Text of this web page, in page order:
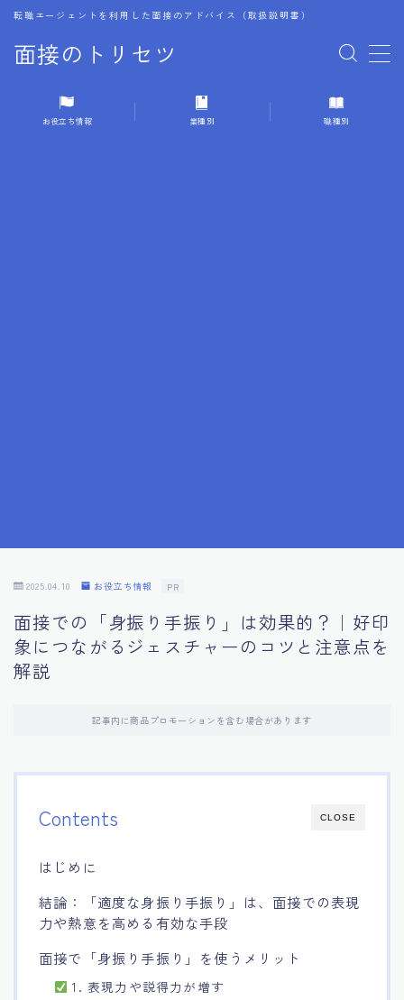
面接のトリセツ
転職エージェントを利用した面接のアドバイス（取扱説明書）
MENU
1.成功する面接戦略
10.フィードバックを活用する方法
11.オンライン面接の成功への鍵
12.転職先企業の文化を深く理解する
17.面接でブランクを効果的に伝える方法
18.転職後の職場に適応するためのヒント
お役立ち情報 業種別 職種別
2025.04.10 お役立ち情報 PR
面接での「身振り手振り」は効果的？｜好印
象につながるジェスチャーのコツと注意点を
解説
記事内に商品プロモーションを含む場合があります
CLOSE
Contents
はじめに
結論：「適度な身振り手振り」は、面接での表現
力や熱意を高める有効な手段
面接で「身振り手振り」を使うメリット
1. 表現力や説得力が増す